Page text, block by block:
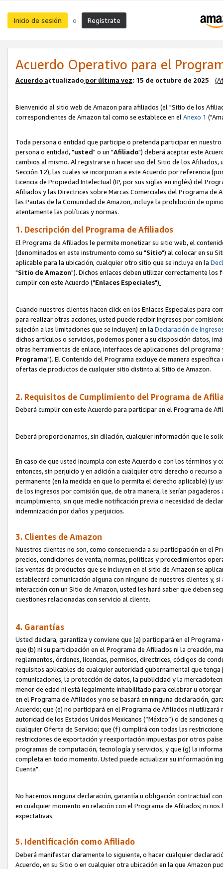
Inicio de sesión o Regístrate
Acuerdo Operativo para el
Acuerdo actualizado por última vez: 15 de octubre de 2025
Bienvenido al sitio web de Amazon para afiliados (el "Sitio de los
correspondientes de Amazon tal como se establece en elAnexo 1
Toda persona o entidad que participe o pretenda participar en
persona o entidad, "usted" o un "Afiliado") deberá aceptar este
cambios al mismo. Al registrarse o hacer uso del Sitio de los
Sección 12), las cuales se incorporan a este Acuerdo por referencia
Licencia de Propiedad Intelectual (IP, por sus siglas en inglés) del
Afiliados y las Directrices sobre Marcas Comerciales del Programa
las Pautas de la Comunidad de Amazon, incluye la prohibición de
atentamente las políticas y normas.
1. Descripción del Programa de Afiliados
El Programa de Afiliados le permite monetizar su sitio web, el
(denominados en este instrumento como su "Sitio") al colocar en su
aplicable para la ubicación, cualquier otro sitio que se incluya en la
"Sitio de Amazon"). Dichos enlaces deben utilizar correctamente los
cumplir con este Acuerdo ("Enlaces Especiales").
Cuando nuestros clientes hacen click en los Enlaces Especiales para
para realizar otras acciones, usted puede recibir ingresos por
sujeción a las limitaciones que se incluyen) en la Declaración de
dichos artículos o servicios, podemos poner a su disposición datos,
otras herramientas de enlace, interfaces de aplicaciones del
Programa"). El Contenido del Programa excluye de manera
ofertas de productos de cualquier sitio distinto al Sitio de Amazon.
2. Requisitos de Cumplimiento del Programa de
Deberá cumplir con este Acuerdo para participar en el Programa de
Deberá proporcionarnos, sin dilación, cualquier información que le
En caso de que usted incumpla con este Acuerdo o con los términos
entonces, sin perjuicio y en adición a cualquier otro derecho o
permanente (en la medida en que lo permita el derecho aplicable) (y
de los ingresos por comisión que, de otra manera, le serían
incumplimiento, sin que medie notificación previa o necesidad de
indemnización por daños y perjuicios.
3. Clientes de Amazon
Nuestros clientes no son, como consecuencia a su participación en el
precios, condiciones de venta, normas, políticas y procedimientos
las ventas de productos que se incluyen en el sitio de Amazon se
establecerá comunicación alguna con ninguno de nuestros clientes y,
interacción con un Sitio de Amazon, usted les hará saber que deben
cuestiones relacionadas con servicio al cliente.
4. Garantías
Usted declara, garantiza y conviene que (a) participará en el
que (b) ni su participación en el Programa de Afiliados ni la creación,
reglamentos, órdenes, licencias, permisos, directrices, códigos de
requisitos aplicables de cualquier autoridad gubernamental que
comunicaciones, la protección de datos, la publicidad y la
menor de edad ni está legalmente inhabilitado para celebrar u
en el Programa de Afiliados y no se basará en ninguna declaración,
Acuerdo; que (e) no participará en el Programa de Afiliados ni
autoridad de los Estados Unidos Mexicanos (“México”) o de
cualquier Oferta de Servicio; que (f) cumplirá con todas las
restricciones de exportación y reexportación impuestas por otros
programas de computación, tecnología y servicios, y que (g) la
completa en todo momento. Usted puede actualizar su información
Cuenta".
No hacemos ninguna declaración, garantía u obligación contractual
en cualquier momento en relación con el Programa de Afiliados; ni
expectativas.
5. Identificación como Afiliado
Deberá manifestar claramente lo siguiente, o hacer cualquier
Acuerdo, en su Sitio o en cualquier otra ubicación en la que Amazon